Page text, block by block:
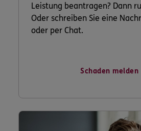
Leistung beantragen? Dann
Oder schreiben Sie eine
oder per Chat.
Schaden melden